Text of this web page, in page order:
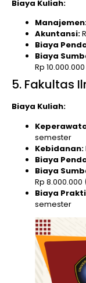
Biaya Kuliah:
Akuntansi:
Biaya
Biaya
Rp
5. Fakultas
Biaya Kuliah:
semester
Kebidanan:
Biaya
Biaya
Rp
Biaya
semester